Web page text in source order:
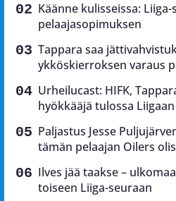
Käänne kulisseissa:
pelaajasopimuksen
Tappara saa
ykköskierroksen varaus
Urheilucast: HIFK,
hyökkääjä tulossa Liigaan
Paljastus Jesse
tämän pelaajan Oilers
Ilves jää taakse –
toiseen Liiga-seuraan